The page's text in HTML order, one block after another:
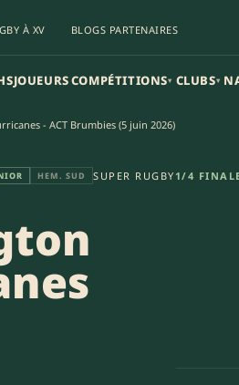
À XV BLOGS PARTENAIRES
JOUEURSCOMPÉTITIONS▾ CLUBS▾
- ACT Brumbies (5 juin 2026)
- ACT
HEM. SUD SUPER RUGBY 1/4